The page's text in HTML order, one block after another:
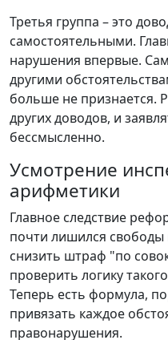
Третья группа – это
самостоятельными.
нарушения впервые.
другими
больше не признается.
других доводов, и
бессмысленно.
Усмотрение
арифметики
Главное следствие
почти лишился
снизить штраф "по
проверить логику
Теперь есть формула,
привязать каждое
правонарушения.